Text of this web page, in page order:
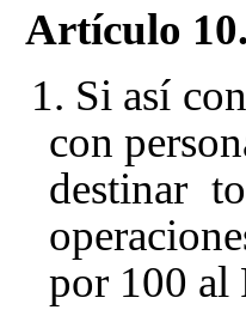
Artículo 10.
1. Si así
con
destinar
por 100 al